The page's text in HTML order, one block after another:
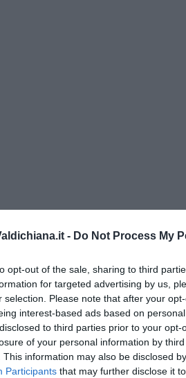
- Do Not Process My
opt-out of the sale, sharing to third
for targeted advertising by us,
selection. Please note that after your
interest-based ads based on
to third parties prior to your
of your personal information by
This information may also be disclosed
Participants that may further disclose it